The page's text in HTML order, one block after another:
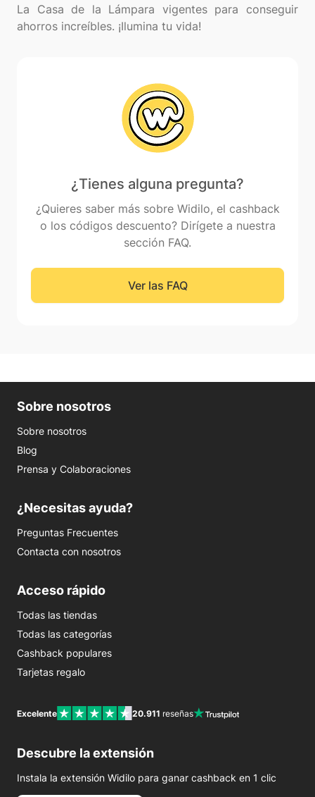
La Casa de la Lámpara vigentes para conseguir
¿Tienes alguna pregunta?
¿Quieres saber más sobre Widilo, el cashback
o los códigos descuento? Dirígete a nuestra
sección FAQ.
Ver las FAQ
Sobre nosotros
Sobre nosotros
Blog
Prensa y Colaboraciones
¿Necesitas ayuda?
Preguntas Frecuentes
Contacta con nosotros
Acceso rápido
Todas las tiendas
Todas las categorías
Cashback populares
Tarjetas regalo
Excelente 20.911 reseñas
Descubre la extensión
Instala la extensión Widilo para ganar cashback en 1 clic